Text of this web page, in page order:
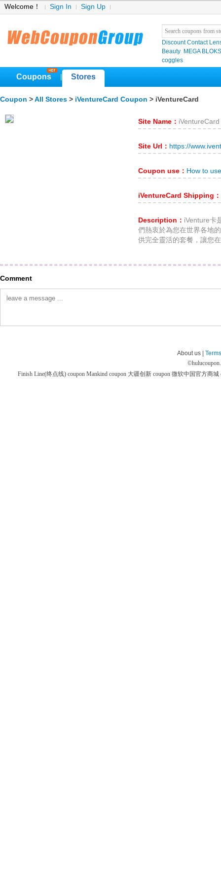
Welcome！ Sign In Sign Up
Discount Contact
Beauty MEGA BLOKS
coggles
Coupons Stores
Coupon > All Stores > iVentureCard Coupon > iVentureCard
Site Name： iVentureCard
Site Url： https://
Coupon use： How to
iVentureCard Shipping：
Description： iVenture卡
們熱衷於為您在世界各地
供完全靈活的套餐，讓您
Comment
About us |
©
Finish Line(终点线) coupon Mankind coupon 大疆创新 coupon 微软中国官方商城